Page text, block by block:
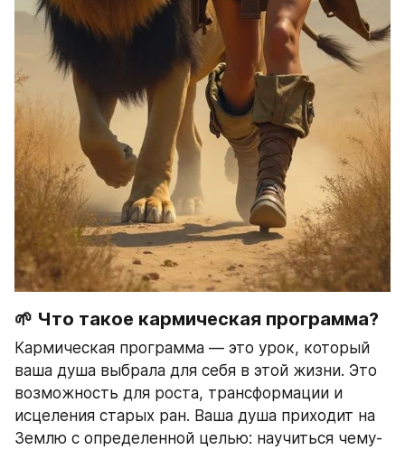
🌱 Что такое кармическая программа?
Кармическая программа — это урок, который
ваша душа выбрала для себя в этой жизни. Это
возможность для роста, трансформации и
исцеления старых ран. Ваша душа приходит на
Землю с определенной целью: научиться чему-